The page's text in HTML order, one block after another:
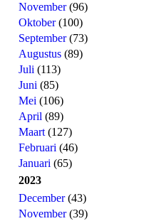
November(96)
Oktober(100)
September(73)
Augustus (89)
Juli (113)
Juni (85)
Mei (106)
April (89)
Maart (127)
Februari (46)
Januari (65)
2023
December(43)
November(39)